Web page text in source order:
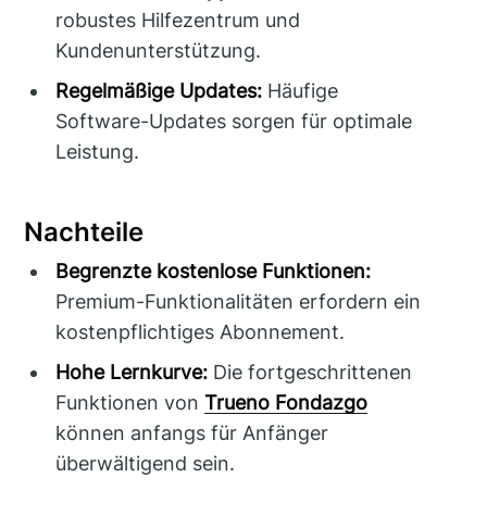
robustes Hilfezentrum und
Kundenunterstützung.
Regelmäßige Updates: Häufige
Software-Updates sorgen für optimale
Leistung.
Nachteile
Begrenzte kostenlose Funktionen:
Premium-Funktionalitäten erfordern ein
kostenpflichtiges Abonnement.
Hohe Lernkurve: Die fortgeschrittenen
Funktionen vonTrueno Fondazgo
können anfangs für Anfänger
überwältigend sein.